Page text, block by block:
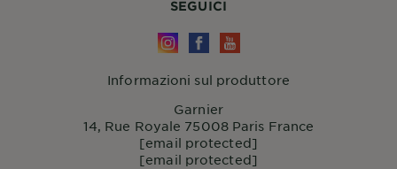
SEGUICI
Informazioni sul produttore
Garnier
14, Rue Royale 75008 Paris France
[email protected]
[email protected]